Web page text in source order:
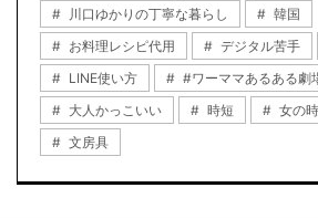
川口ゆかりの丁寧な暮らし
韓国
お料理レシピ代用
デジタル苦手
LINE使い方
#ワーママあるある劇
大人かっこいい
時短 女の
文房具